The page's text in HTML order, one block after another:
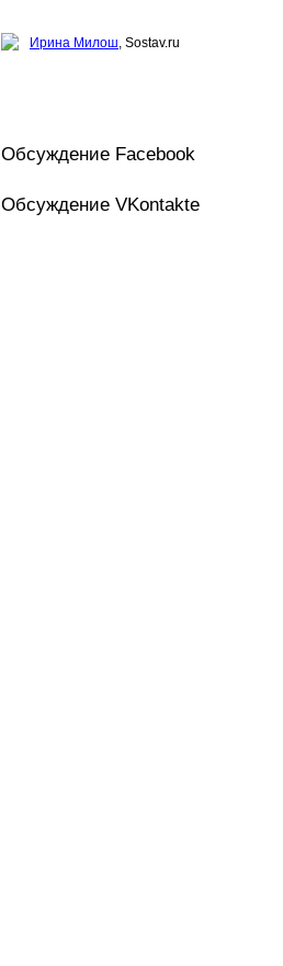
Ирина Милош, Sostav.ru
Обсуждение Facebook
Обсуждение VKontakte